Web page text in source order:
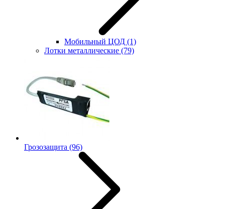
Мобильный ЦОД (1)
Лотки металлические (79)
Грозозащита (96)